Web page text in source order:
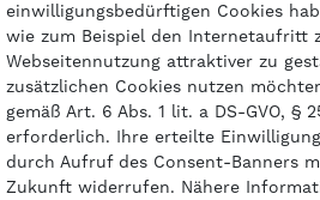
einwilligungsbedürftigen Cookies
wie zum Beispiel den Internetaufritt
Webseitennutzung attraktiver zu
zusätzlichen Cookies nutzen
gemäß Art. 6 Abs. 1 lit. a DS-GVO, §
erforderlich. Ihre erteilte
durch Aufruf des Consent-Banners
Zukunft widerrufen. Nähere